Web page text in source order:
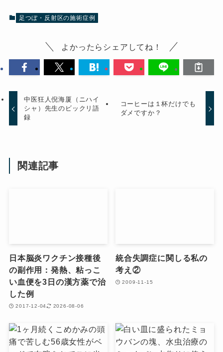
足つぼ・反射区の施術症例
よかったらシェアしてね！
中医狂人倪海厦（ニハイ
シャ）先生のビックリ語
録
コーヒーは１杯だけでも
ダメですか？
関連記事
日本脳炎ワクチン接種後
の副作用：発熱、粘っこ
い血便を3日の漢方薬で治
した例
2017-12-04 2026-08-06
統合失調症に関しる私の
考え②
2009-11-15